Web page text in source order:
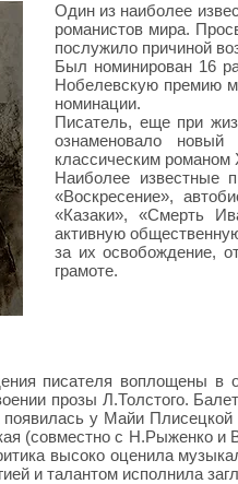
Один из наиболее
романистов мира.
послужило причиной
Был номинирован 16
Нобелевскую премию
номинации.
Писатель, еще при
ознаменовало
классическим романом
Наиболее известные
«Воскресение»,
«Казаки», «Смерть
активную
за их освобождение,
грамоте.
писателя воплощены
прозы Л.Толстого.
появилась у Майи
(совместно с Н.Рыженко
высоко оценила
и талантом исполнила